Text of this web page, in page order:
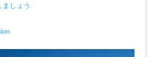
しょう.